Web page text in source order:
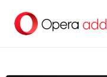
Hauptinhalt
springen